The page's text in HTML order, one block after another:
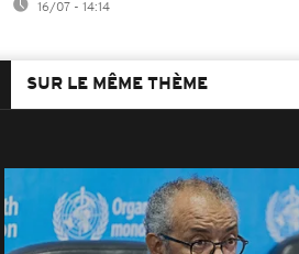
16/07 - 14:14
SUR LE MÊME THÈME